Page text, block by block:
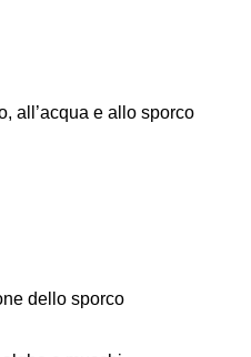
all’acqua e allo sporco
dello sporco